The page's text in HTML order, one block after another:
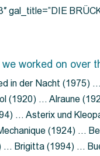
gal_title=”DIE
worked on over
in der Nacht
(1920) … Alraune
… Asterix und
(1924) …
… Brigitta (1994) …